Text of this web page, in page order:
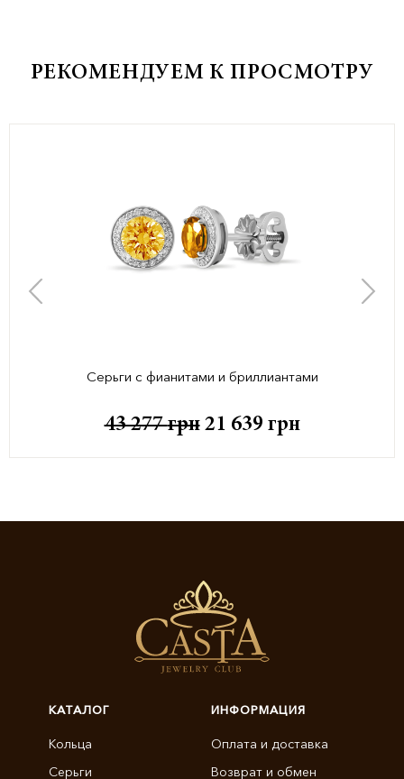
РЕКОМЕНДУЕМ К ПРОСМОТРУ
Серьги с фианитами и бриллиантами
43 277грн 21 639 грн
КАТАЛОГ
Кольца
Серьги
ИНФОРМАЦИЯ
Оплата и доставка
Возврат и обмен